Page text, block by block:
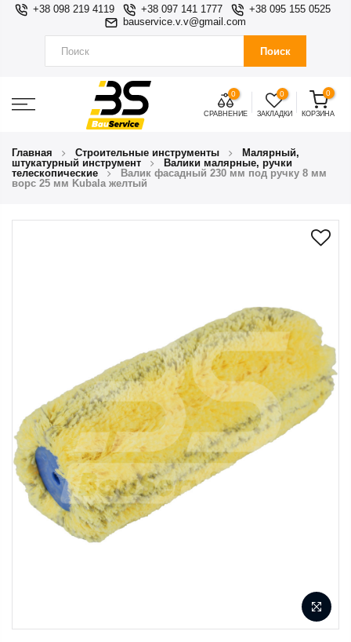
+38 098 219 4119 +38 097 141 1777
+38 095 155 0525
bauservice.v.v@gmail.com
Поиск
0
СРАВНЕНИЕ
0
ЗАКЛАДКИ
0
КОРЗИНА
Главная Строительные инструменты
Малярный,
штукатурный инструмент
Валики малярные, ручки
телескопические
Валик фасадный 230 мм под ручку 8 мм
ворс 25 мм Kubala желтый